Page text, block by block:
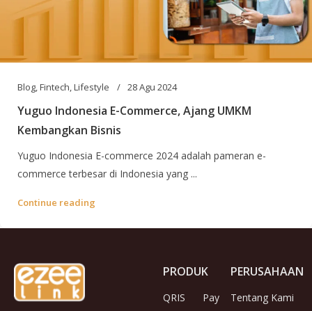
Blog,Fintech,Lifestyle 28 Agu 2024
Yuguo Indonesia E-Commerce, Ajang UMKM
Kembangkan Bisnis
Yuguo Indonesia E-commerce 2024 adalah pameran e-
commerce terbesar di Indonesia yang ...
Continue reading
PRODUK
QRIS
Pay
PERUSAHAAN
Tentang Kami